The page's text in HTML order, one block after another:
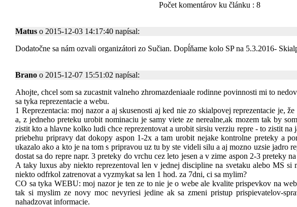
Počet komentárov ku článku : 8
Matus o 2015-12-03 14:17:40 napísal:
Dodatočne sa nám ozvali organizátori zo Sučian. Dopĺňame kolo SP na 5.3.2016-
Brano o 2015-12-07 15:51:02 napísal:
Ahojte, chcel som sa zucastnit valneho zhromazdeniaale rodinne povinnosti mi to
sa tyka reprezentacie a webu.
1 Reprezentacia: moj nazor a aj skusenosti aj ked nie zo skialpovej reprezentacie je,
a, z jedneho preteku urobit nominaciu je samy viete ze nerealne,ak mozem tak by
zistit kto a hlavne kolko ludi chce reprezentovat a urobit sirsiu verziu repre - to zistit na
priebehu pripravy dat dokopy aspon 1-2x a tam urobit nejake kontrolne preteky a
ukazalo ako a kto je na tom s pripravou uz tu by ste videli silu a aj mozno uzsie jadro
dostat sa do repre napr. 3 preteky do vrchu cez leto jesen a v zime aspon 2-3 preteky
A taky luxus aby niekto reprezentoval len v jednej discipline na svetaku alebo MS si
niekto odfrkol zatrenovat a vyzmykat sa len 1 hod. za 7dni, ci sa mylim?
CO sa tyka WEBU: moj nazor je ten ze to nie je o webe ale kvalite prispevkov na
tak si myslim ze novy moc nevyriesi jedine ak sa zmeni pristup prispievatelov-
nahadzovat informacie.